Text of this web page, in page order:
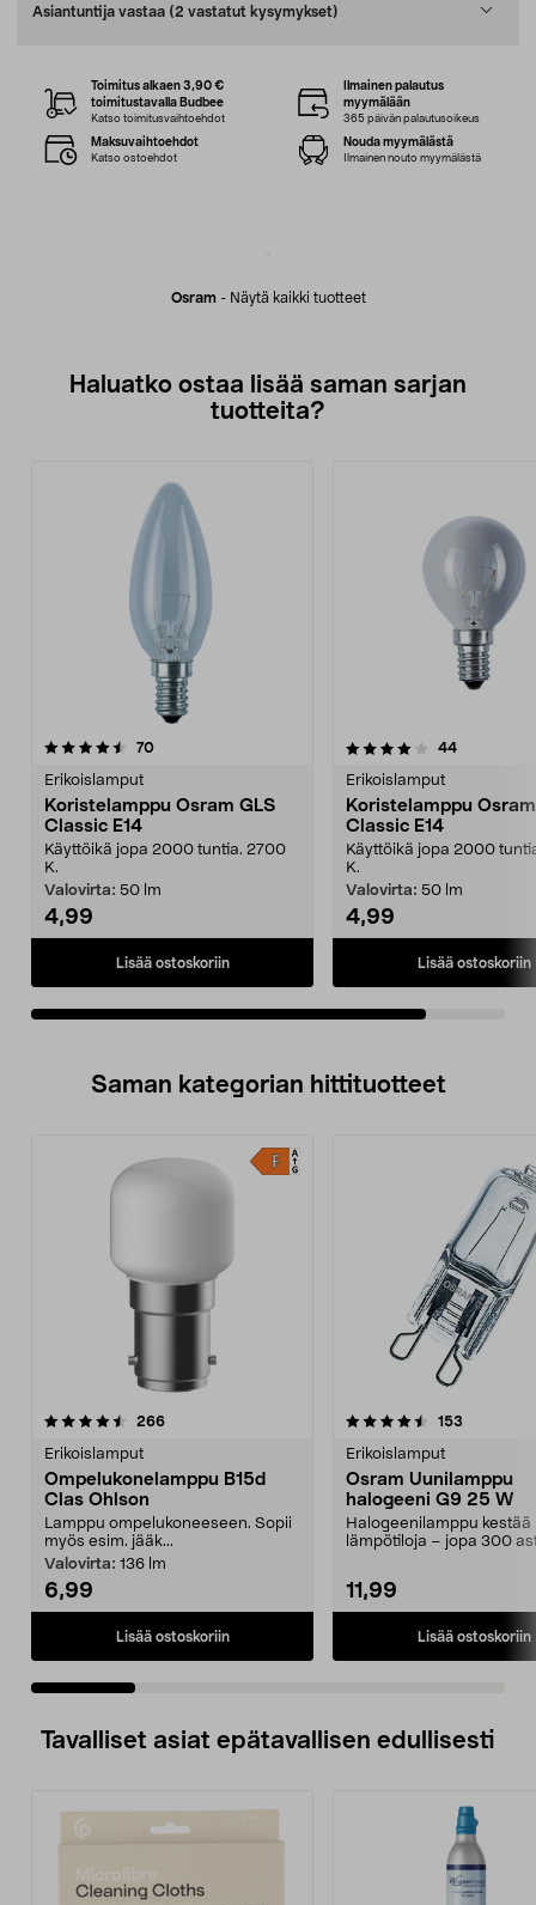
Asiantuntija vastaa (2 vastatut kysymykset)
Osram- Näytä kaikki tuotteet
Toimitus alkaen 3,90 €
toimitustavalla Budbee
Katso toimitusvaihtoehdot
Ilmainen palautus
myymälään
365 päivän palautusoikeus
Maksuvaihtoehdot
Katso ostoehdot
Nouda myymälästä
Ilmainen nouto myymälästä
Haluatko ostaa lisää saman sarjan
tuotteita?
70arvostelut
Erikoislamput
Koristelamppu Osram GLS
Classic E14
Käyttöikä jopa 2000 tuntia. 2700
K.
Valovirta: 50 lm
4,99
Lisää ostoskoriin
4.0viidestä
44arvostelut
Erikoislamput
Koristelamppu
Classic E14
Käyttöikä jopa 2000
K.
Valovirta: 50 lm
4,99
Lisää ostoskoriin
Saman kategorian hittituotteet
266arvostelut
Erikoislamput
Ompelukonelamppu B15d
Clas Ohlson
Lamppu ompelukoneeseen. Sopii
myös esim. jääk...
Valovirta: 136 lm
6,99
Lisää ostoskoriin
4.5 viidestä
153
Erikoislamput
Osram Uunilamppu
halogeeni G9 25 W
Halogeenilamppu kestää
lämpötiloja – jopa 300
11,99
Lisää ostoskoriin
4.0 viidestä
Tavalliset asiat epätavallisen edullisesti